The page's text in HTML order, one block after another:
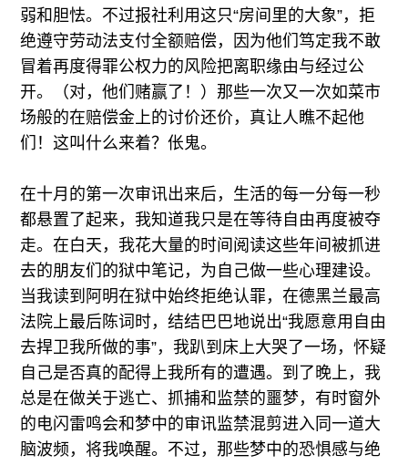
弱和胆怯。不过报社利用这只“房间里的大象”，拒
绝遵守劳动法支付全额赔偿，因为他们笃定我不敢
冒着再度得罪公权力的风险把离职缘由与经过公
开。（对，他们赌赢了！）那些一次又一次如菜市
场般的在赔偿金上的讨价还价，真让人瞧不起他
们！这叫什么来着？伥鬼。
在十月的第一次审讯出来后，生活的每一分每一秒
都悬置了起来，我知道我只是在等待自由再度被夺
走。在白天，我花大量的时间阅读这些年间被抓进
去的朋友们的狱中笔记，为自己做一些心理建设。
当我读到阿明在狱中始终拒绝认罪，在德黑兰最高
法院上最后陈词时，结结巴巴地说出“我愿意用自由
去捍卫我所做的事”，我趴到床上大哭了一场，怀疑
自己是否真的配得上我所有的遭遇。到了晚上，我
总是在做关于逃亡、抓捕和监禁的噩梦，有时窗外
的电闪雷鸣会和梦中的审讯监禁混剪进入同一道大
脑波频，将我唤醒。不过，那些梦中的恐惧感与绝